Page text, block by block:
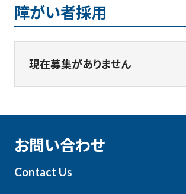
障がい者採用
現在募集がありません
お問い合わせ
Contact Us